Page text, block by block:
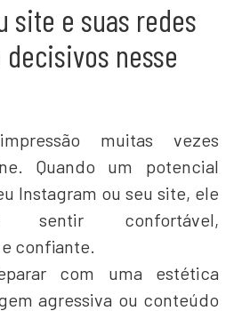
site e suas redes
nesse
muitas vezes
Quando um potencial
Instagram ou seu site, ele
sentir confortável,
confiante.
com uma estética
agressiva ou conteúdo